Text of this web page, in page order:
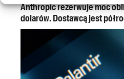
Anthropic rezerwuje moc
dolarów. Dostawcą jest